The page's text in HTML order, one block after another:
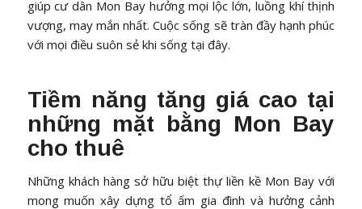
giúp cư dân Mon Bay hưởng mọi lộc lớn, luồng khí thịnh
vượng, may mắn nhất. Cuộc sống sẽ tràn đầy hạnh phúc
với mọi điều suôn sẻ khi sống tại đây.
Tiềm năng tăng giá cao tại
những mặt bằng Mon Bay
cho thuê
Những khách hàng sở hữu biệt thự liền kề Mon Bay với
mong muốn xây dựng tổ ấm gia đình và hưởng cảnh